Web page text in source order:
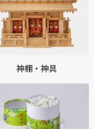
カートへ進む神棚・神具